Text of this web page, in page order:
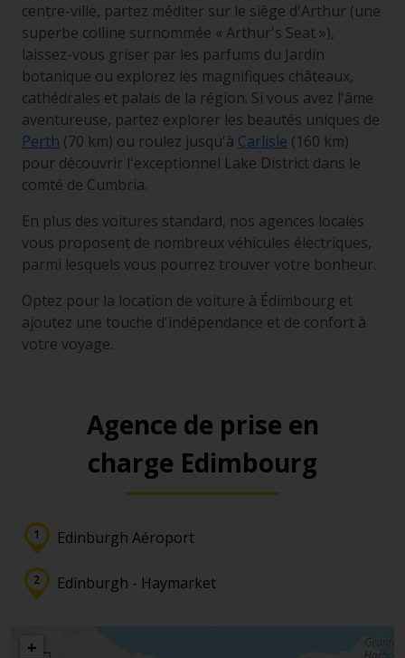
centre-ville, partez méditer sur le siège d'Arthur (une
superbe colline surnommée « Arthur's Seat »),
laissez-vous griser par les parfums du Jardin
botanique ou explorez les magnifiques châteaux,
cathédrales et palais de la région. Si vous avez l'âme
aventureuse, partez explorer les beautés uniques de
Perth (70 km) ou roulez jusqu'à Carlisle (160 km)
pour découvrir l'exceptionnel Lake District dans le
comté de Cumbria.
En plus des voitures standard, nos agences locales
vous proposent de nombreux véhicules électriques,
parmi lesquels vous pourrez trouver votre bonheur.
Optez pour la location de voiture à Édimbourg et
ajoutez une touche d'indépendance et de confort à
votre voyage.
Agence de prise en
charge Edimbourg
Edinburgh Aéroport
Edinburgh - Haymarket
+